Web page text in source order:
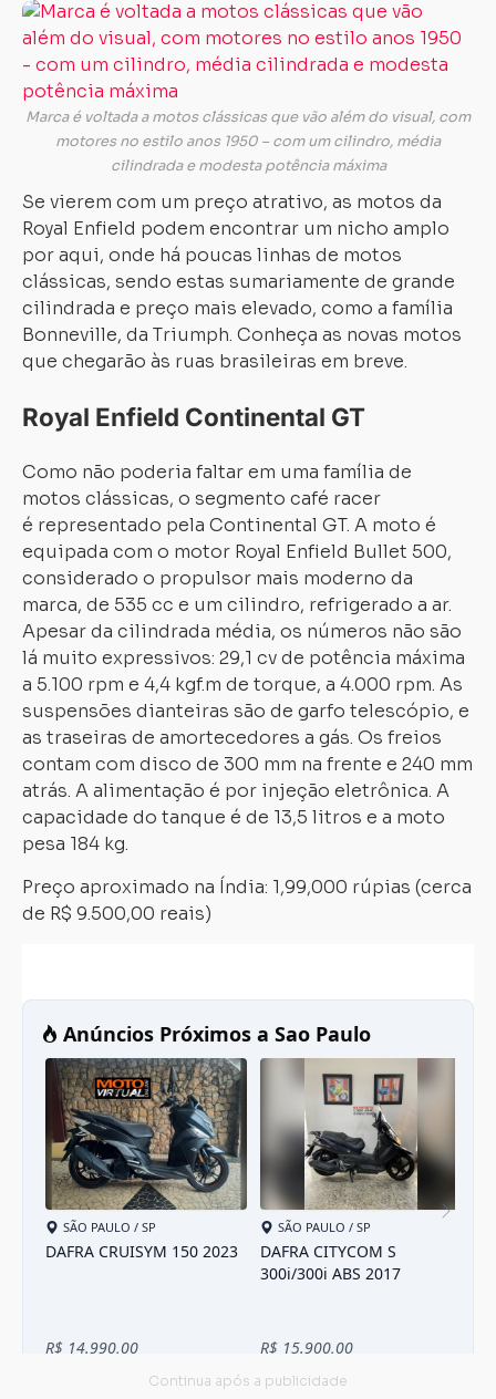
Marca é voltada a motos clássicas que vão além do visual, com
motores no estilo anos 1950 – com um cilindro, média
cilindrada e modesta potência máxima
Se vierem com um preço atrativo, as motos da
Royal Enfield podem encontrar um nicho amplo
por aqui, onde há poucas linhas de motos
clássicas, sendo estas sumariamente de grande
cilindrada e preço mais elevado, como a família
Bonneville, da Triumph. Conheça as novas motos
que chegarão às ruas brasileiras em breve.
Royal Enfield Continental GT
Como não poderia faltar em uma família de
motos clássicas, o segmento café racer
é representado pela Continental GT. A moto é
equipada com o motor Royal Enfield Bullet 500,
considerado o propulsor mais moderno da
marca, de 535 cc e um cilindro, refrigerado a ar.
Apesar da cilindrada média, os números não são
lá muito expressivos: 29,1 cv de potência máxima
a 5.100 rpm e 4,4 kgf.m de torque, a 4.000 rpm. As
suspensões dianteiras são de garfo telescópio, e
as traseiras de amortecedores a gás. Os freios
contam com disco de 300 mm na frente e 240 mm
atrás. A alimentação é por injeção eletrônica. A
capacidade do tanque é de 13,5 litros e a moto
pesa 184 kg.
Preço aproximado na Índia: 1,99,000 rúpias (cerca
de R$ 9.500,00 reais)